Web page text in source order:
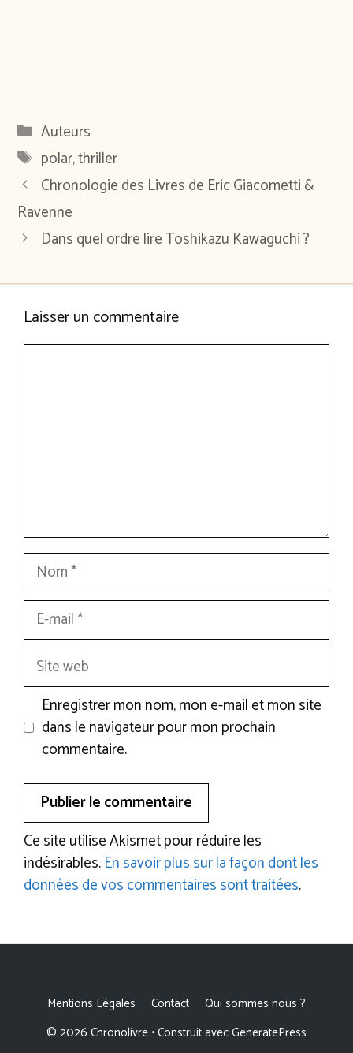
Catégories
Auteurs
Étiquettes
polar,thriller
Chronologie des Livres de Eric Giacometti &
Ravenne
Dans quel ordre lire Toshikazu Kawaguchi ?
Laisser un commentaire
Nom
mail
Site
web
Enregistrer mon nom, mon e-mail et mon site
dans le navigateur pour mon prochain
commentaire.
Ce site utilise Akismet pour réduire les
indésirables.En savoir plus sur la façon dont les
données de vos commentaires sont traitées.
Mentions Légales Contact
Qui sommes nous ?
© 2026 Chronolivre • Construit avecGeneratePress